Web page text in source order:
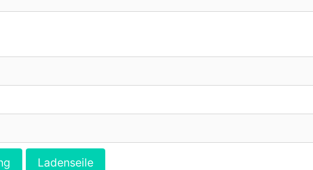
Ladenseile